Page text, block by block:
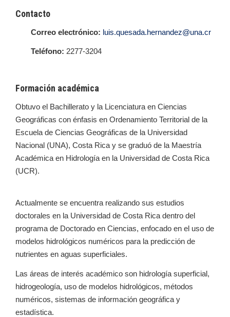
Contacto
Correo electrónico: luis.quesada.hernandez@una.cr
Teléfono: 2277-3204
Formación académica
Obtuvo el Bachillerato y la Licenciatura en Ciencias
Geográficas con énfasis en Ordenamiento Territorial de la
Escuela de Ciencias Geográficas de la Universidad
Nacional (UNA), Costa Rica y se graduó de la Maestría
Académica en Hidrología en la Universidad de Costa Rica
(UCR).
Actualmente se encuentra realizando sus estudios
doctorales en la Universidad de Costa Rica dentro del
programa de Doctorado en Ciencias, enfocado en el uso de
modelos hidrológicos numéricos para la predicción de
nutrientes en aguas superficiales.
Las áreas de interés académico son hidrología superficial,
hidrogeología, uso de modelos hidrológicos, métodos
numéricos, sistemas de información geográfica y
estadística.